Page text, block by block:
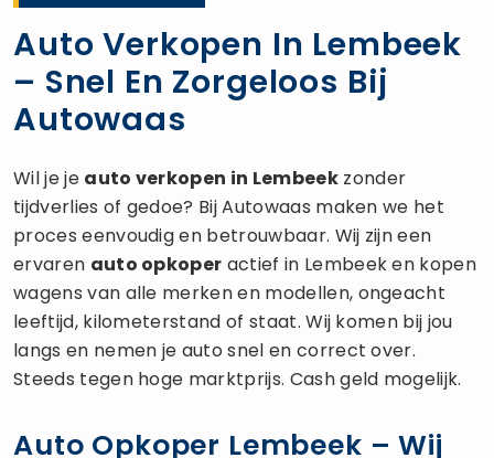
Auto Verkopen In Lembeek
– Snel En Zorgeloos Bij
Autowaas
Wil je je auto verkopen in Lembeekzonder
tijdverlies of gedoe? Bij Autowaas maken we het
proces eenvoudig en betrouwbaar. Wij zijn een
ervaren auto opkoper actief in Lembeek en kopen
wagens van alle merken en modellen, ongeacht
leeftijd, kilometerstand of staat. Wij komen bij jou
langs en nemen je auto snel en correct over.
Steeds tegen hoge marktprijs. Cash geld mogelijk.
Auto Opkoper Lembeek – Wij